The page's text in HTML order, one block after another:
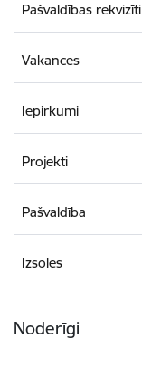
Pašvaldības rekvizīti
Vakances
Iepirkumi
Projekti
Pašvaldība
Izsoles
Noderīgi